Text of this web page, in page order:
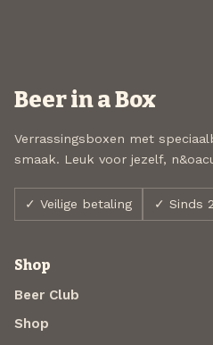
Beer in a Box
Verrassingsboxen met
smaak. Leuk voor jezelf,
✓ Veilige betaling ✓ Sinds
Shop
Beer Club
Shop